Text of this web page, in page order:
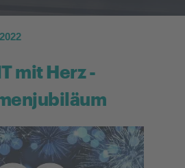
mit Herz -